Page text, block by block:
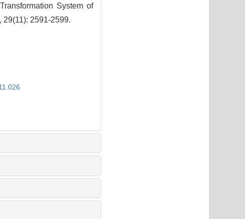
System of
29(11): 2591-2599.